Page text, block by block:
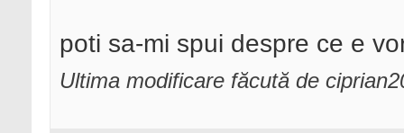
poti sa-mi spui despre ce e
Ultima modificare făcută de